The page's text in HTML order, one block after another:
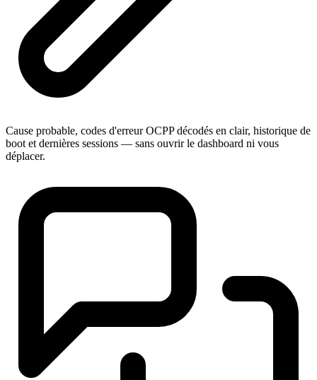
Cause probable, codes d'erreur OCPP décodés en clair, historique de
boot et dernières sessions — sans ouvrir le dashboard ni vous
déplacer.